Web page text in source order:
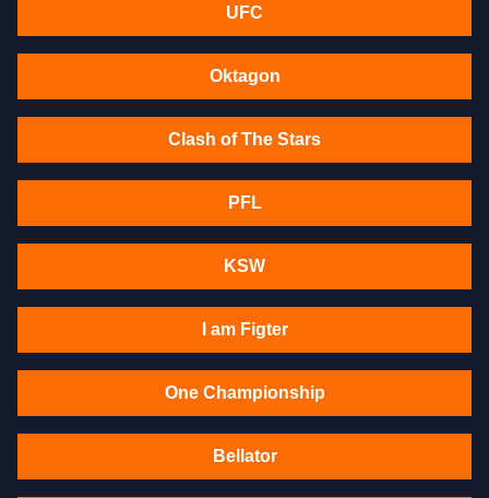
UFC
Oktagon
Clash of The Stars
PFL
KSW
I am Figter
One Championship
Bellator